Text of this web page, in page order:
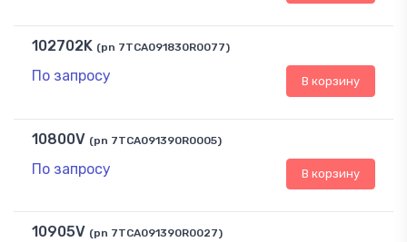
102702K (pn 7TCA091830R0077)
По запросу В корзину
10800V (pn 7TCA091390R0005)
По запросу В корзину
10905V (pn 7TCA091390R0027)